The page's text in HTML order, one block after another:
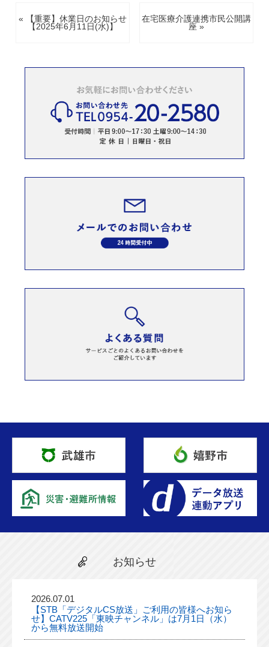
« 【重要】休業日のお知らせ
【2025年6月11日(水)】
在宅医療介護連携市民公開講
座 »
お知らせ
2026.07.01
【STB「デジタルCS放送」ご利用の皆様へお知ら
せ】CATV225「東映チャンネル」は7月1日（水）
から無料放送開始